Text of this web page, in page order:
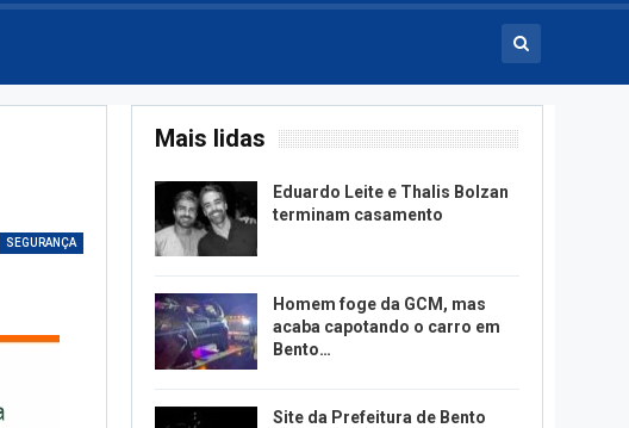
SEGURANÇA
Mais lidas
Eduardo Leite e Thalis Bolzan
terminam casamento
Homem foge da GCM, mas
acaba capotando o carro em
Bento…
Site da Prefeitura de Bento